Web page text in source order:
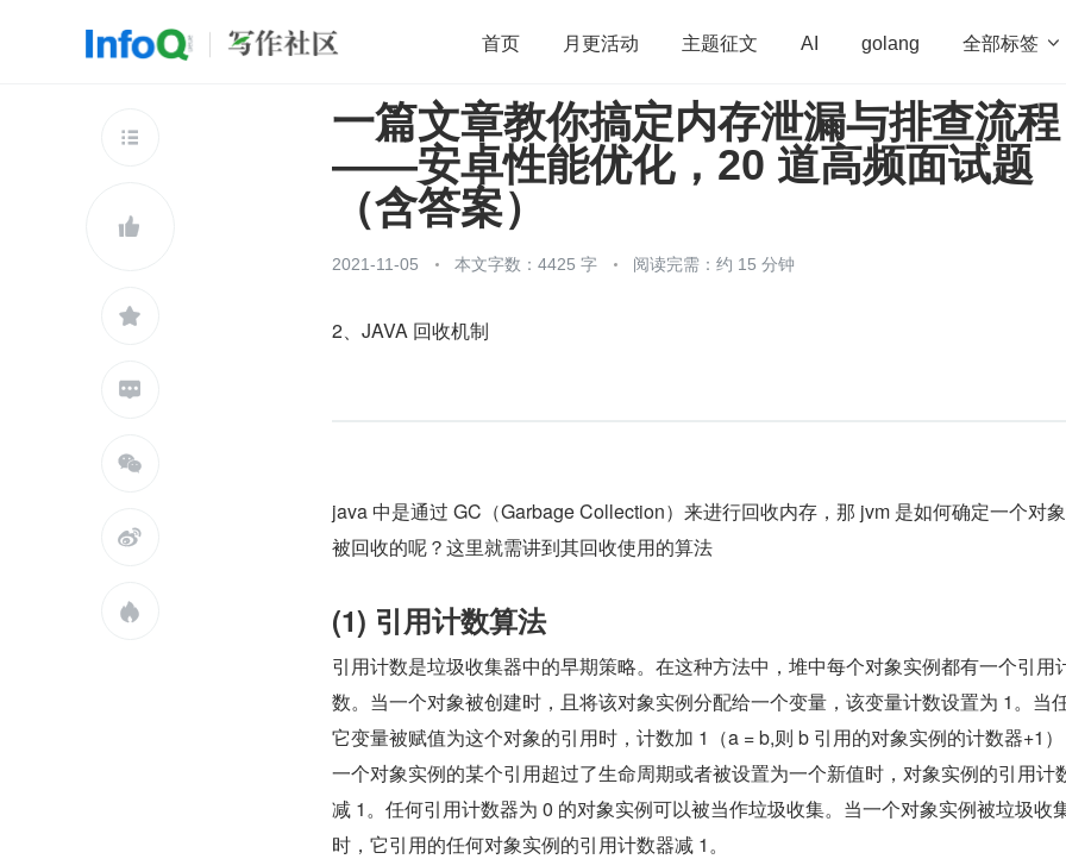
首页 月更活动 主题征文 AI golang 全部标签 
开源 架构 OpenHarmony 算法 学习方法 Web3.0 高
团队管理 程序员 运维 深度思考 低代码 redis
查看更多







一篇文章教你搞定内存泄漏与排查流程
——安卓性能优化，20 道高频面试题
（含答案）
2021-11-05 本文字数：4425 字 阅读完需：约 15 分钟
2、JAVA 回收机制
java 中是通过 GC（Garbage Collection）来进行回收内存，那 jvm 是如何确定一个对
被回收的呢？这里就需讲到其回收使用的算法
(1) 引用计数算法
引用计数是垃圾收集器中的早期策略。在这种方法中，堆中每个对象实例都有一个引用
数。当一个对象被创建时，且将该对象实例分配给一个变量，该变量计数设置为 1。当
它变量被赋值为这个对象的引用时，计数加 1（a = b,则 b 引用的对象实例的计数器+1
一个对象实例的某个引用超过了生命周期或者被设置为一个新值时，对象实例的引用计
减 1。任何引用计数器为 0 的对象实例可以被当作垃圾收集。当一个对象实例被垃圾收
时，它引用的任何对象实例的引用计数器减 1。